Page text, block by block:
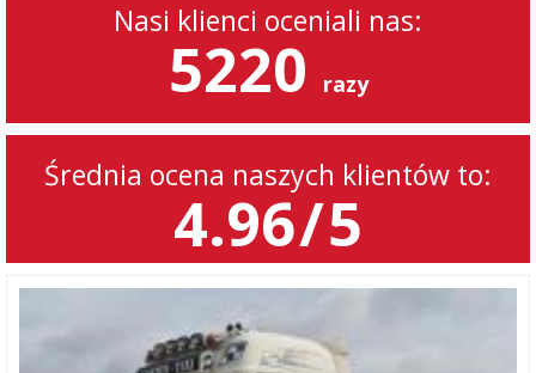
Nasi klienci oceniali nas:
5220 razy
Średnia ocena naszych klientów to:
4.96/5